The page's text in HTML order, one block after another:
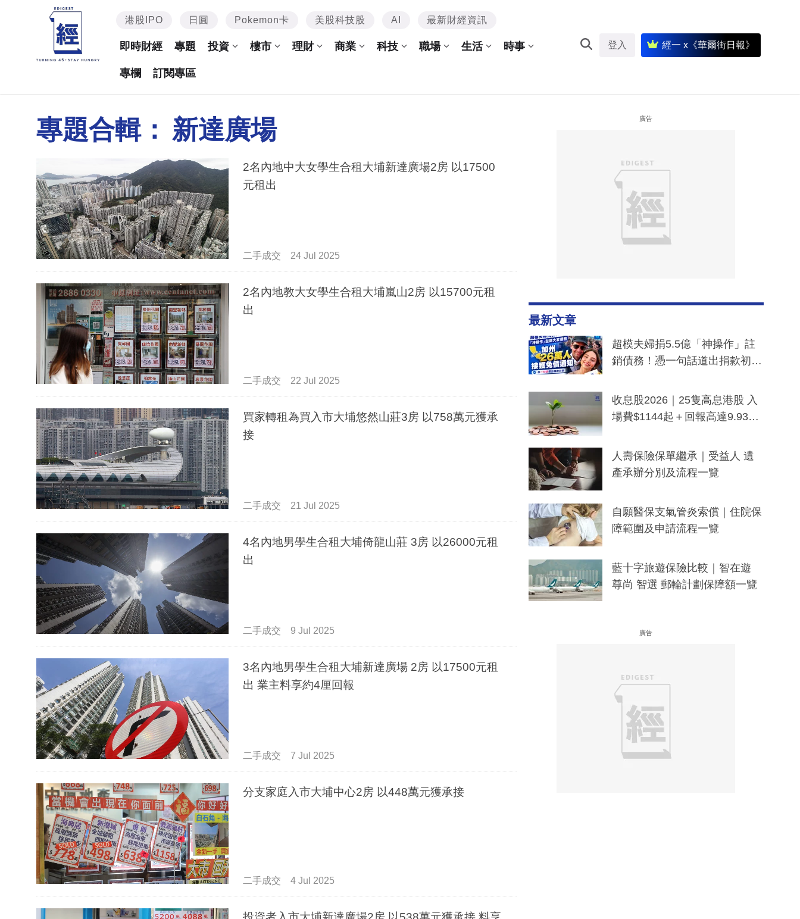
港股IPO 日圓 Pokemon卡 美股科技股 AI 最新財經資訊
即時財經 專題 投資 樓市 理財 商業 科技 職場 生活 時事
專欄 訂閱專區
登入 經一 x《華爾街日報》
專題合輯： 新達廣場
2名內地中大女學生合租大埔新達廣場2房 以17500
元租出
二手成交 24 Jul 2025
2名內地教大女學生合租大埔嵐山2房 以15700元租
出
二手成交 22 Jul 2025
買家轉租為買入市大埔悠然山莊3房 以758萬元獲承
接
二手成交 21 Jul 2025
4名內地男學生合租大埔倚龍山莊 3房 以26000元租
出
二手成交 9 Jul 2025
3名內地男學生合租大埔新達廣場 2房 以17500元租
出 業主料享約4厘回報
二手成交 7 Jul 2025
分支家庭入市大埔中心2房 以448萬元獲承接
二手成交 4 Jul 2025
廣告
最新文章
超模夫婦捐5.5億「神操作」註
銷債務！憑一句話道出捐款初
一度被誤當詐騙手段
收息股2026｜25隻高息港股 入
場費$1144起＋回報高達9.93
人壽保險保單繼承｜受益人 遺
產承辦分別及流程一覽
自願醫保支氣管炎索償｜住院保
障範圍及申請流程一覽
藍十字旅遊保險比較｜智在遊
尊尚 智選 郵輪計劃保障額一覽
廣告